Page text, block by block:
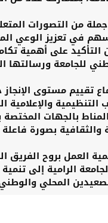
من التصورات
في تعزيز الوعي
التأكيد على أهمية
للجامعة ورسالتها
تقييم مستوى
التنظيمية
بالجهات
والثقافية بصورة
العمل بروح الفريق
الرامية إلى
المحلي